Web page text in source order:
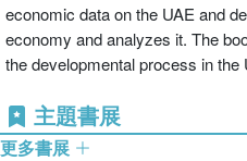
economic data on the UAE and
economy and analyzes it. The
the developmental process in the
主題書展
更多書展